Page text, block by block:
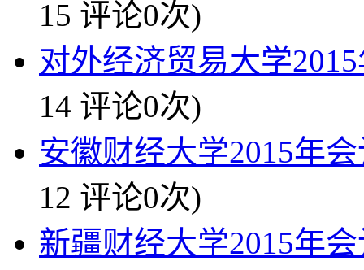
15 评论0次)
对外经济贸易大学
14 评论0次)
安徽财经大学2015年
12 评论0次)
新疆财经大学2015年